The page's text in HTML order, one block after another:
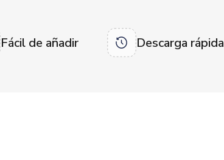
Fácil de añadir Descarga rápida